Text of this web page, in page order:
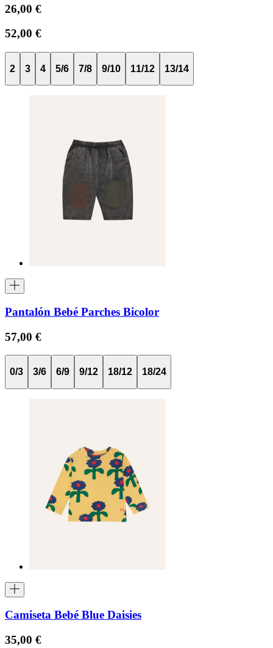
26,00 €
52,00 €
2 3 4 5/6 7/8 9/10 11/12 13/14
Pantalón Bebé Parches Bicolor
57,00 €
0/3 3/6 6/9 9/12 18/12 18/24
Camiseta Bebé Blue Daisies
35,00 €